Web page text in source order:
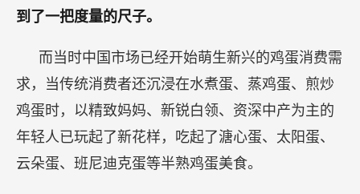
到了一把度量的尺子。
而当时中国市场已经开始萌生新兴的鸡蛋消费需
求，当传统消费者还沉浸在水煮蛋、蒸鸡蛋、煎炒
鸡蛋时，以精致妈妈、新锐白领、资深中产为主的
年轻人已玩起了新花样，吃起了溏心蛋、太阳蛋、
云朵蛋、班尼迪克蛋等半熟鸡蛋美食。